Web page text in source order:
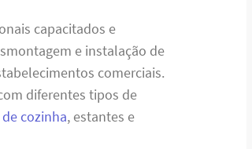
capacitados e
e instalação de
comerciais.
diferentes tipos de
cozinha, estantes e